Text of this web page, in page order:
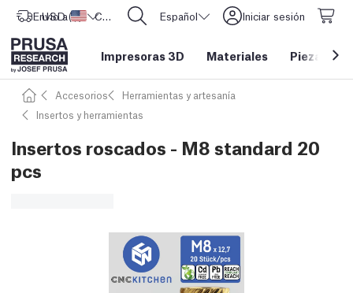
Envío a Estados Unidos
USD ($) CORE One L: ¡Ya disponible! Español Iniciar sesión
Impresoras 3D Materiales Piezas y
Accesorios
Herramientas y artesanía
Insertos y herramientas
Insertos roscados - M8 standard 20
pcs